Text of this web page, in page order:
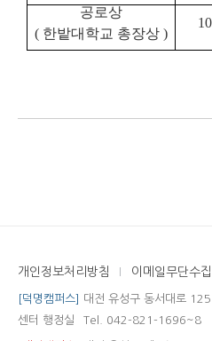
공로상
( 한밭대학교 총장상 )
10
개인정보처리방침 이메일무단수
[덕명캠퍼스]
대전 유성구 동서대로
센터 행정실
Tel. 042-821-1696~8